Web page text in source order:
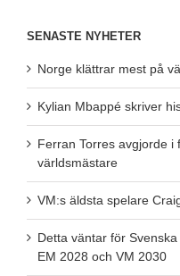
SENASTE NYHETER
Norge klättrar mest på
Kylian Mbappé skriver
Ferran Torres avgjorde i
världsmästare
VM:s äldsta spelare
Detta väntar för
EM 2028 och VM 2030